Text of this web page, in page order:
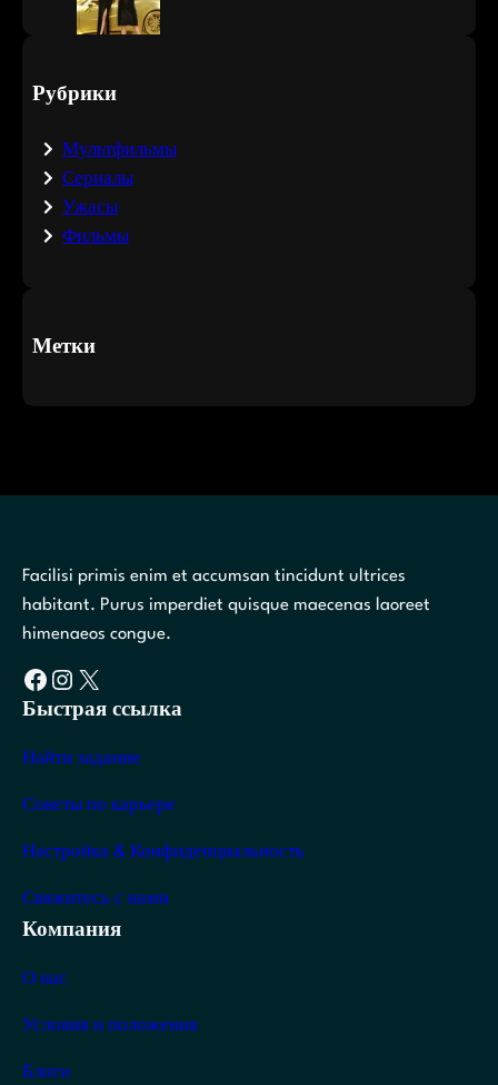
Рубрики
Мультфильмы
Сериалы
Ужасы
Фильмы
Метки
Facilisi primis enim et accumsan tincidunt ultrices
habitant. Purus imperdiet quisque maecenas laoreet
himenaeos congue.
Facebook Instagram X
Быстрая ссылка
Найти задание
Советы по карьере
Настройка & Конфиденциальность
Свяжитесь с нами
Компания
О нас
Условия и положения
Блоги